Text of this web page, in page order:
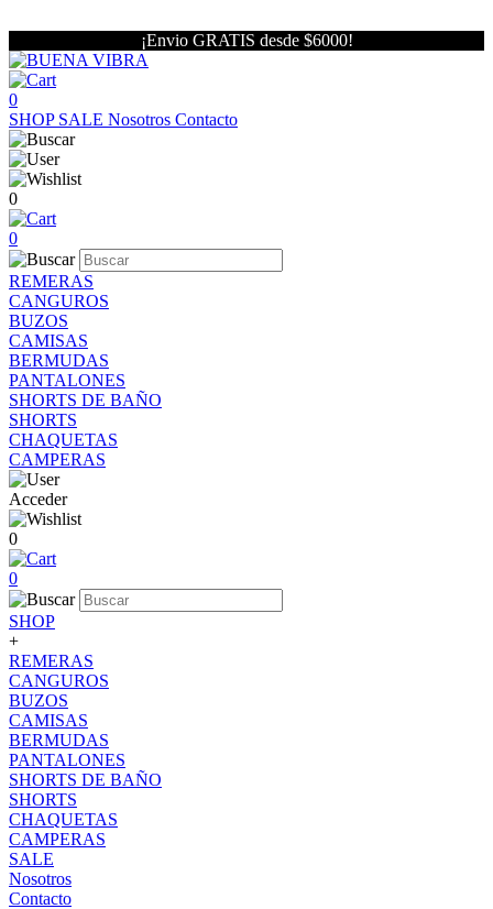
¡Envio GRATIS desde $6000!
0
SHOP SALE Nosotros Contacto
0
0
REMERAS
CANGUROS
BUZOS
CAMISAS
BERMUDAS
PANTALONES
SHORTS DE BAÑO
SHORTS
CHAQUETAS
CAMPERAS
Acceder
0
0
SHOP
+
REMERAS
CANGUROS
BUZOS
CAMISAS
BERMUDAS
PANTALONES
SHORTS DE BAÑO
SHORTS
CHAQUETAS
CAMPERAS
SALE
Nosotros
Contacto